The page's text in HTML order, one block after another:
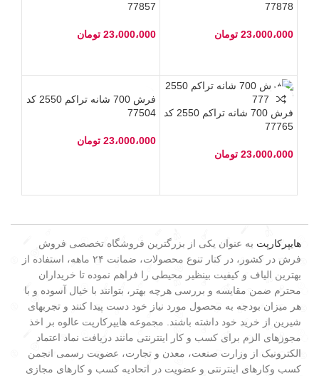
77878
23،000،000 تومان
77857
23،000،000 تومان
فرش 700 شانه تراکم 2550 کد
77765
23،000،000 تومان
فرش 700 شانه تراکم 2550 کد
77504
23،000،000 تومان
هایپرکارپت به عنوان یکی از بزرگترین فروشگاه تخصصی فروش
فرش در کشور، در کنار تنوع محصولات، ضمانت ۲۴ ماهه، استفاده از
بهترین الیاف و کیفیت بینظیر محیطی را فراهم نموده تا خریداران
محترم ضمن مقایسه و بررسی هرچه بهتر، بتوانند با خیال آسوده و با
هر میزان بودجه به محصول مورد نیاز خود دست پیدا کنند و تجربهای
شیرین از خرید خود داشته باشند. مجموعه هایپرکارپت عالوه بر اخذ
مجوزهای الزم برای کسب و کار اینترنتی مانند دریافت نماد اعتماد
الکترونیک از وزارت صنعت، معدن و تجارت، عضویت رسمی انجمن
کسب وکارهای اینترنتی و عضویت در اتحادیه کسب و کارهای مجازی